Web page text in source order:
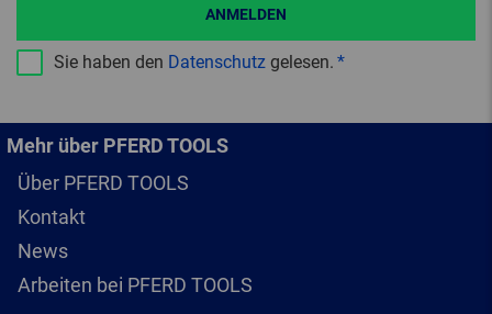
Sie haben den Datenschutz gelesen.
ANMELDEN
Mehr über PFERD TOOLS
Über PFERD TOOLS
Kontakt
News
Arbeiten bei PFERD TOOLS